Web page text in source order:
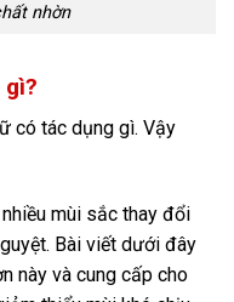
nhờn
có tác dụng gì. Vậy
mùi sắc thay đổi
Bài viết dưới đây
này và cung cấp cho